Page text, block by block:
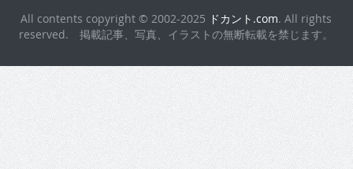
All contents copyright © 2002-2025 ドカント.com. All rights
reserved. 掲載記事、写真、イラストの無断転載を禁じます。